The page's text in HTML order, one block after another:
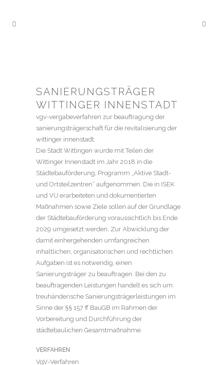
SANIERUNGSTRÄGER
WITTINGER INNENSTADT
vgv-vergabeverfahren zur beauftragung der
sanierungsträgerschaft für die revitalisierung der
wittinger innenstadt.
Die Stadt Wittingen wurde mit Teilen der
Wittinger Innenstadt im Jahr 2018 in die
Städtebauförderung, Programm „Aktive Stadt-
und Ortsteilzentren“ aufgenommen. Die in ISEK
und VU erarbeiteten und dokumentierten
Maßnahmen sowie Ziele sollen auf der Grundlage
der Städtebauförderung voraussichtlich bis Ende
2029 umgesetzt werden. Zur Abwicklung der
damit einhergehenden umfangreichen
inhaltlichen, organisatorischen und rechtlichen
Aufgaben ist es notwendig, einen
Sanierungsträger zu beauftragen. Bei den zu
beauftragenden Leistungen handelt es sich um
treuhänderische Sanierungsträgerleistungen im
Sinne der §§ 157 ff BauGB im Rahmen der
Vorbereitung und Durchführung der
städtebaulichen Gesamtmaßnahme.
VERFAHREN
VgV-Verfahren